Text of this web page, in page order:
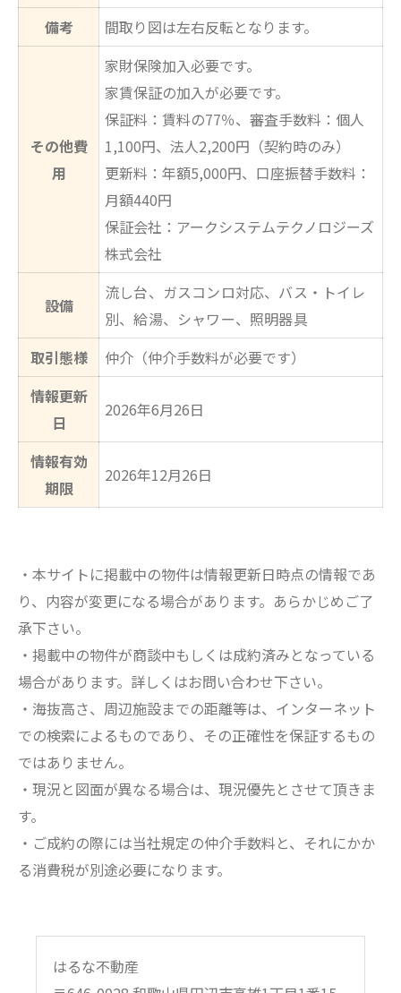
備考
間取り図は左右反転となります。
その他費
用
家財保険加入必要です。
家賃保証の加入が必要です。
保証料：賃料の77％、審査手数料：個人
1,100円、法人2,200円（契約時のみ）
更新料：年額5,000円、口座振替手数料：
月額440円
保証会社：アークシステムテクノロジーズ
株式会社
設備
流し台、ガスコンロ対応、バス・トイレ
別、給湯、シャワー、照明器具
取引態様
仲介（仲介手数料が必要です）
情報更新
日
2026年6月26日
情報有効
期限
2026年12月26日
・本サイトに掲載中の物件は情報更新日時点の情報であ
り、内容が変更になる場合があります。あらかじめご了
承下さい。
・掲載中の物件が商談中もしくは成約済みとなっている
場合があります。詳しくはお問い合わせ下さい。
・海抜高さ、周辺施設までの距離等は、インターネット
での検索によるものであり、その正確性を保証するもの
ではありません。
・現況と図面が異なる場合は、現況優先とさせて頂きま
す。
・ご成約の際には当社規定の仲介手数料と、それにかか
る消費税が別途必要になります。
はるな不動産